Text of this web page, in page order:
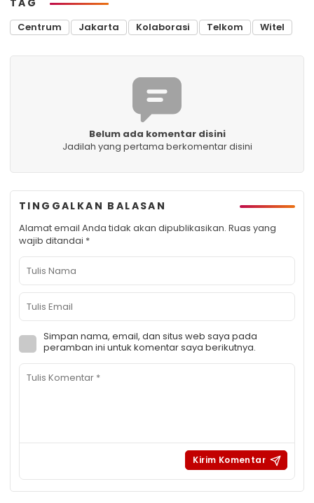
TAG
Centrum Jakarta Kolaborasi Telkom Witel
Belum ada komentar disini
Jadilah yang pertama berkomentar disini
TINGGALKAN BALASAN
Alamat email Anda tidak akan dipublikasikan. Ruas yang
wajib ditandai *
Simpan nama, email, dan situs web saya pada
peramban ini untuk komentar saya berikutnya.